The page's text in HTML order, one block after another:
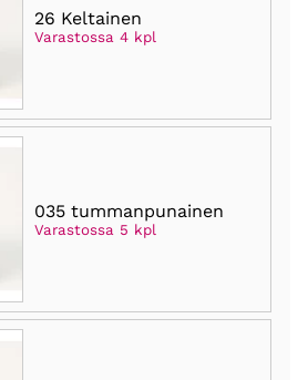
26 Keltainen
Varastossa 4 kpl
035 tummanpunainen
Varastossa 5 kpl